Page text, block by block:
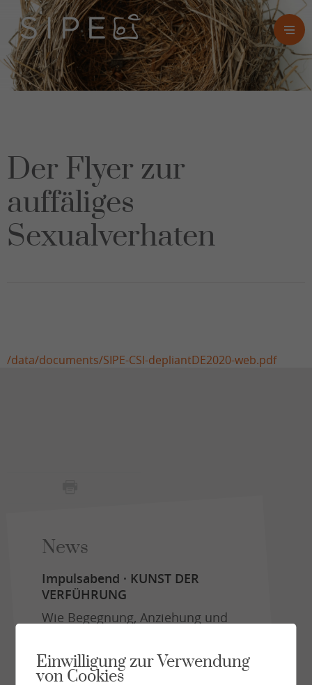
Der Flyer zur
auffäliges
Sexualverhaten
/data/documents/SIPE-CSI-depliantDE2020-web.pdf
News
Impulsabend · KUNST DER
VERFÜHRUNG
Wie Begegnung, Anziehung und
Einwilligung zur Verwendung
von Cookies